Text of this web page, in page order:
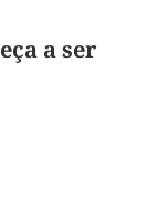
a ser